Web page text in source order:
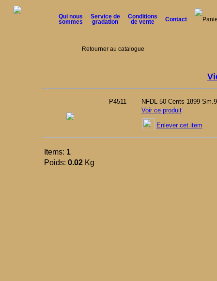
Qui nous
sommes
Service de
gradation
Conditions
de vente Contact
Retourner au catalogue
P4511
NFDL 50 Cents 1899
Voir ce produit
Enlever cet item
Items: 1
Poids: 0.02 Kg